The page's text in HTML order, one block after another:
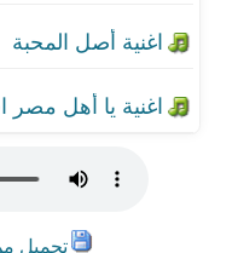
تحميل